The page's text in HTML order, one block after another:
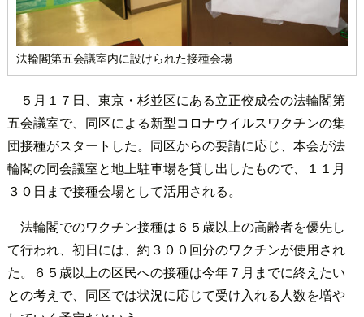
法輪閣第五会議室内に設けられた接種会場
５月１７日、東京・杉並区にある立正佼成会の法輪閣第
五会議室で、同区による新型コロナウイルスワクチンの集
団接種がスタートした。同区からの要請に応じ、本会が法
輪閣の同会議室と地上駐車場を貸し出したもので、１１月
３０日まで接種会場として活用される。
法輪閣でのワクチン接種は６５歳以上の高齢者を優先し
て行われ、初日には、約３００回分のワクチンが使用され
た。６５歳以上の区民への接種は今年７月までに終えたい
との考えで、同区では状況に応じて受け入れる人数を増や